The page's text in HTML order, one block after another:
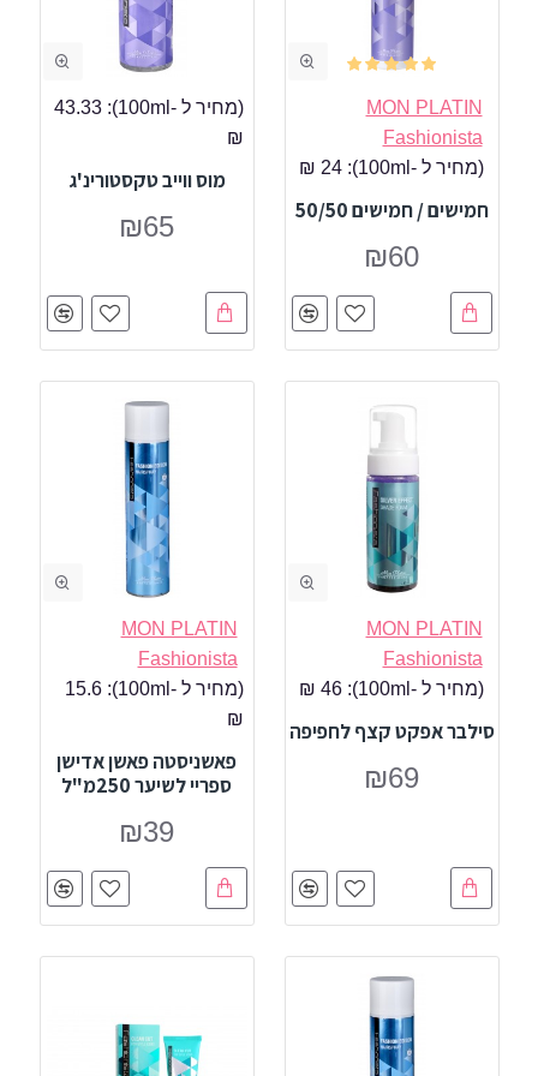
MON PLATIN
Fashionista
(מחיר ל -100ml):
24 ₪
חמישים / חמישים 50/50
₪60
(מחיר ל -100ml):
43.33
₪
מוס ווייב טקסטורינ'ג
₪65
MON PLATIN
Fashionista
(מחיר ל -100ml):
46 ₪
סילבר אפקט קצף לחפיפה
₪69
MON PLATIN
Fashionista
(מחיר ל -100ml):
15.6
₪
פאשניסטה פאשן אדישן
ספריי לשיער 250מ"ל
₪39